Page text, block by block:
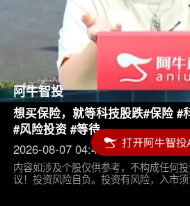
阿牛智投
想买保险，就等科技股跌#保险 #
#风险投资 #等待
2026-08-07 04:45
内容如涉及个股仅供参考，不构成任何
议！投资风险自负。投资有风险，入市须